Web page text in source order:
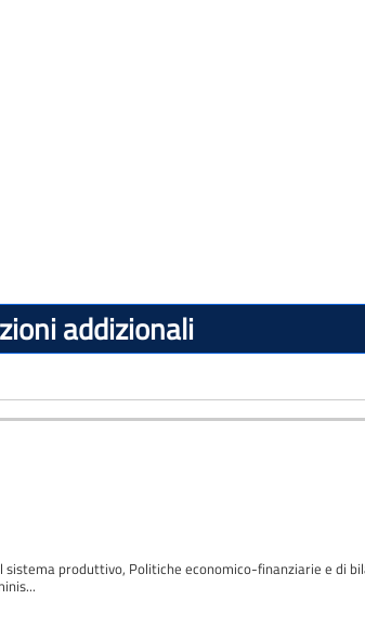
addizionali
produttivo, Politiche economico-finanziarie e di